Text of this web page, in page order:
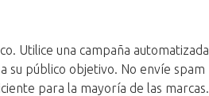
Utilice una campaña automatizada
su público objetivo. No envíe spam
para la mayoría de las marcas.